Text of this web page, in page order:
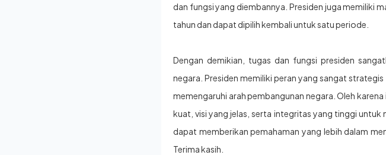
dan fungsi yang diembannya. Presiden juga memiliki
tahun dan dapat dipilih kembali untuk satu periode.
Dengan demikian, tugas dan fungsi presiden
negara. Presiden memiliki peran yang sangat
memengaruhi arah pembangunan negara. Oleh
kuat, visi yang jelas, serta integritas yang tinggi
dapat memberikan pemahaman yang lebih dalam
Terima kasih.